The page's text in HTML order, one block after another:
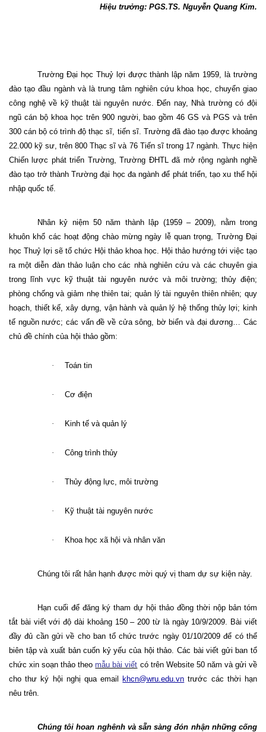
Hiệu trưởng: PGS.TS. Nguyễn Quang Kim.
Trường Đại học Thuỷ lợi được thành lập năm 1959, là trường
đào tạo đầu ngành và là trung tâm nghiên cứu khoa học, chuyển giao
công nghệ về kỹ thuật tài nguyên nước. Đến nay, Nhà trường có đội
ngũ cán bộ khoa học trên 900 người, bao gồm 46 GS và PGS và trên
300 cán bộ có trình độ thạc sĩ, tiến sĩ. Trường đã đào tạo được khoảng
22.000 kỹ sư, trên 800 Thạc sĩ và 76 Tiến sĩ trong 17 ngành. Thực hiện
Chiến lược phát triển Trường, Trường ĐHTL đã mở rộng ngành nghề
đào tạo trở thành Trường đại học đa ngành để phát triển, tạo xu thế hội
nhập quốc tế.
Nhân kỷ niệm 50 năm thành lập (1959 – 2009), nằm trong
khuôn khổ các hoạt động chào mừng ngày lễ quan trọng, Trường Đại
học Thuỷ lợi sẽ tổ chức Hội thảo khoa học. Hội thảo hướng tới việc tạo
ra một diễn đàn thảo luận cho các nhà nghiên cứu và các chuyên gia
trong lĩnh vực kỹ thuật tài nguyên nước và môi trường; thủy điện;
phòng chống và giảm nhẹ thiên tai; quản lý tài nguyên thiên nhiên; quy
hoạch, thiết kế, xây dựng, vận hành và quản lý hệ thống thủy lợi; kinh
tế nguồn nước; các vấn đề về cửa sông, bờ biển và đại dương… Các
chủ đề chính của hội thảo gồm:
· Toán tin
· Cơ điện
· Kinh tế và quản lý
· Công trình thủy
· Thủy động lực, môi trường
· Kỹ thuật tài nguyên nước
· Khoa học xã hội và nhân văn
Chúng tôi rất hân hạnh được mời quý vị tham dự sự kiện này.
Hạn cuối để đăng ký tham dự hội thảo đồng thời nộp bản tóm
tắt bài viết với độ dài khoảng 150 – 200 từ là ngày 10/9/2009. Bài viết
đầy đủ cần gửi về cho ban tổ chức trước ngày 01/10/2009 để có thể
biên tập và xuất bản cuốn kỷ yếu của hội thảo. Các bài viết gửi ban tổ
chức xin soạn thảo theomẫu bài viết có trên Website 50 năm và gửi về
cho thư ký hội nghị qua email
khcn@wru.edu.vn trước các thời hạn
nêu trên.
Chúng tôi hoan nghênh và sẵn sàng đón nhận những cống